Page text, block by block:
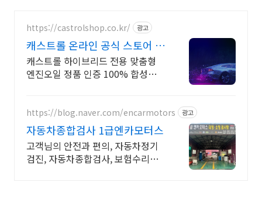
https://castrolshop.co.kr/ 광고
캐스트롤 온라인 공식 스토어 엔
진오일 전문 브랜드
캐스트롤 하이브리드 전용 맞춤형
엔진오일 정품 인증 100% 합성엔진
https://blog.naver.com/encarmotors 광고
자동차종합검사 1급엔카모터스
고객님의 안전과 편의, 자동차정기
검진, 자동차종합검사, 보험수리등